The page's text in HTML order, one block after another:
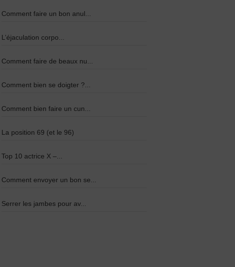
Comment faire un bon anul...
L’éjaculation corpo...
Comment faire de beaux nu...
Comment bien se doigter ?...
Comment bien faire un cun...
La position 69 (et le 96)
Top 10 actrice X –...
Comment envoyer un bon se...
Serrer les jambes pour av...